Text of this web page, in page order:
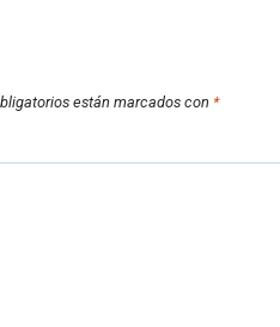
están marcados con *